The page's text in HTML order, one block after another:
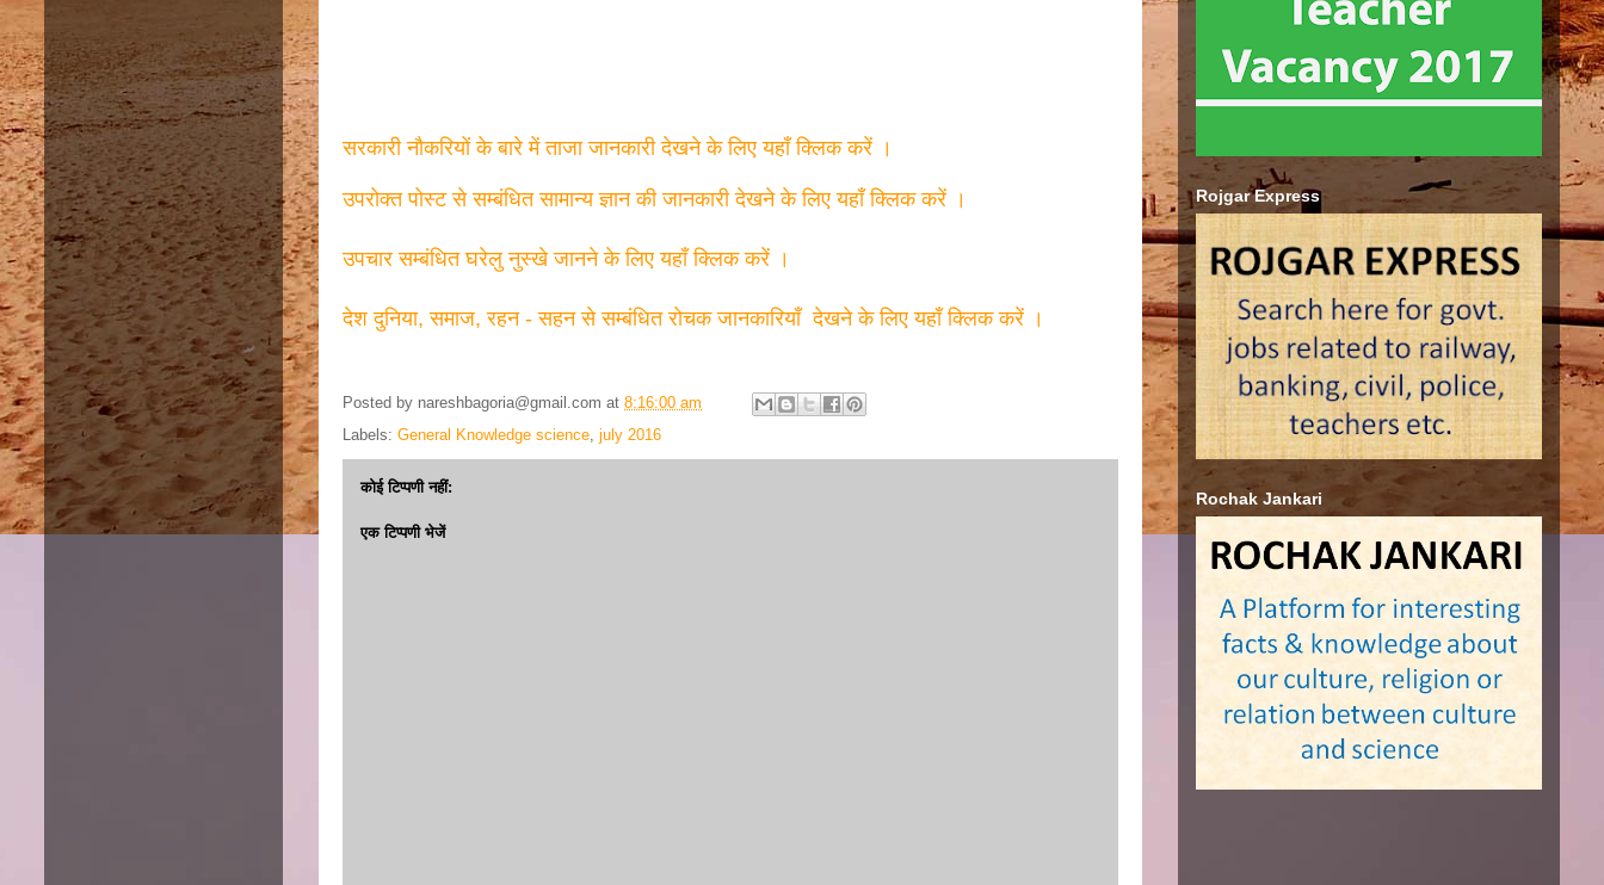
सरकारी नौकरियों के बारे में ताजा जानकारी देखने के लिए यहाँ क्लिक करें ।
उपरोक्त पोस्ट से सम्बंधित सामान्य ज्ञान की जानकारी देखने के लिए यहाँ क्लिक करें ।
उपचार सम्बंधित घरेलु नुस्खे जानने के लिए यहाँ क्लिक करें ।
देश दुनिया, समाज, रहन - सहन से सम्बंधित रोचक जानकारियाँ देखने के लिए यहाँ क्लिक करें ।
Posted by nareshbagoria@gmail.com at 8:16:00 am
Labels: General Knowledge science, july 2016
कोई टिप्पणी नहीं:
एक टिप्पणी भेजें
Rojgar Express
Rochak Jankari